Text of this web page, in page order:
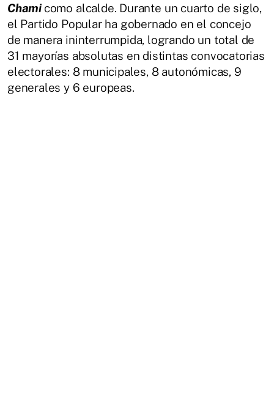
Chami como alcalde. Durante un cuarto de siglo,
el Partido Popular ha gobernado en el concejo
de manera ininterrumpida, logrando un total de
31 mayorías absolutas en distintas convocatorias
electorales: 8 municipales, 8 autonómicas, 9
generales y 6 europeas.